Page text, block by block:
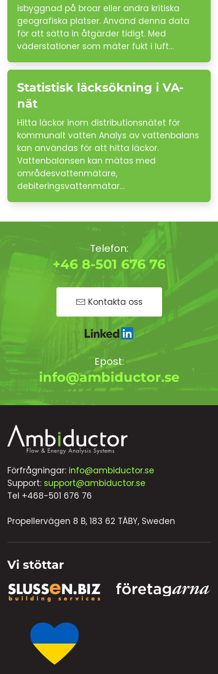
isbyggnad på broar eller andra kritiska
geografiska platser. Använd denna data
för att sätta in åtgärder tidigt. Med
väderstationer som mäter fukt i luft…
Statistisk läcksökning i VA-
nät
Hitta läckor inom distributionsnätet för
kommunalt vatten Analys av vattenbalans
kan användas för att hitta läckor.
Vattenbalansen kan mätas med
områdesvattenmätare,
debiteringsvattenmätar…
Telefon:
+46 8-501 676 76
Kontakta oss
Epost:
info@ambiductor.se
Förfrågningar: info@ambiductor.se
Support: support@ambiductor.se
Tel +468-501 676 76
Propellervägen 8 B, 183 62 TÄBY, Sweden
Vi stöttar